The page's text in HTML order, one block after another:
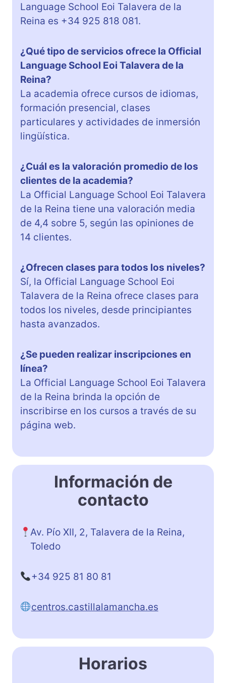
Language School Eoi Talavera de la
Reina es +34 925 818 081.
¿Qué tipo de servicios ofrece la Official
Language School Eoi Talavera de la
Reina?
La academia ofrece cursos de idiomas,
formación presencial, clases
particulares y actividades de inmersión
lingüística.
¿Cuál es la valoración promedio de los
clientes de la academia?
La Official Language School Eoi Talavera
de la Reina tiene una valoración media
de 4,4 sobre 5, según las opiniones de
14 clientes.
¿Ofrecen clases para todos los niveles?
Sí, la Official Language School Eoi
Talavera de la Reina ofrece clases para
todos los niveles, desde principiantes
hasta avanzados.
¿Se pueden realizar inscripciones en
línea?
La Official Language School Eoi Talavera
de la Reina brinda la opción de
inscribirse en los cursos a través de su
página web.
Información de
contacto
Av. Pío XII, 2, Talavera de la Reina,
Toledo
+34 925 81 80 81
centros.castillalamancha.es
Horarios